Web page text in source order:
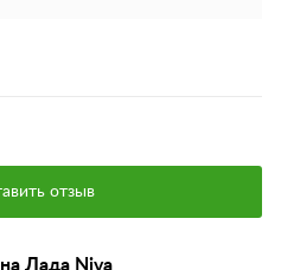
отзыв
Лада Niva